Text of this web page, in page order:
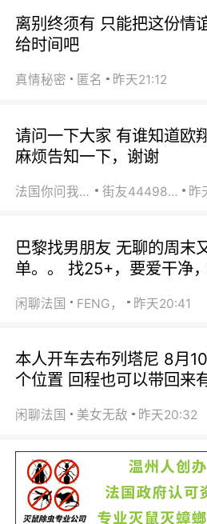
离别终须有 只能把这份情
给时间吧
真情秘密 匿名 昨天21:12
请问一下大家 有谁知道欧
麻烦告知一下，谢谢
法国你问我答 街友44498484 昨
巴黎找男朋友 无聊的周末
单。。 找25+，要爱干净
闲聊法国 FENG， 昨天20:41
本人开车去布列塔尼 8月
个位置 回程也可以带回来
闲聊法国 美女无敌 昨天20:32